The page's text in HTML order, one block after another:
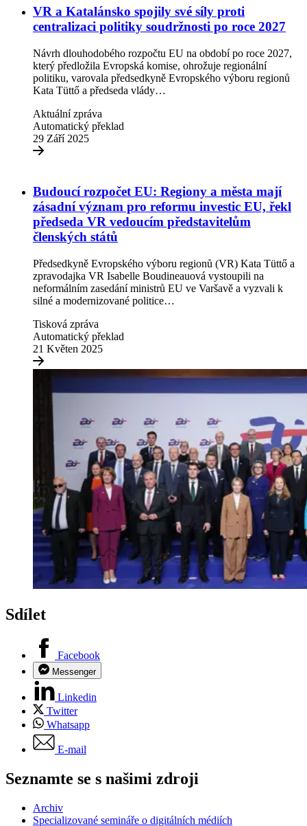
VR a Katalánsko spojily své síly proti
centralizaci politiky soudržnosti po roce 2027
Návrh dlouhodobého rozpočtu EU na období po roce 2027,
který předložila Evropská komise, ohrožuje regionální
politiku, varovala předsedkyně Evropského výboru regionů
Kata Tüttő a předseda vlády…
Aktuální zpráva
Automatický překlad
29 Září 2025
Budoucí rozpočet EU: Regiony a města mají
zásadní význam pro reformu investic EU, řekl
předseda VR vedoucím představitelům
členských států
Předsedkyně Evropského výboru regionů (VR) Kata Tüttő a
zpravodajka VR Isabelle Boudineauová vystoupili na
neformálním zasedání ministrů EU ve Varšavě a vyzvali k
silné a modernizované politice…
Tisková zpráva
Automatický překlad
21 Květen 2025
Sdílet
Facebook
Messenger
Linkedin
Twitter
Whatsapp
E-mail
Seznamte se s našimi zdroji
Archiv
Specializované semináře o digitálních médiích